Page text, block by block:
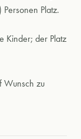
Platz.
Kinder; der Platz
Wunsch zu